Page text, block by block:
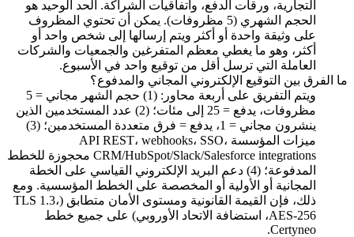
التجارية، ورقات الدفع، واتفاقيات الشراكة. الحد الوحيد هو
الحجم الشهري (5 مظروفات). يمكن أن تحتوي المظروف
على وثيقة واحدة أو أكثر ويتم إرسالها إلى شخص واحد أو
أكثر، وهو ما يغطي معظم المتفرغين والجمعيات والشركات
العاملة التي ترسل أقل من توقيع واحد في الأسبوع.
ما الفرق بين التوقيع الإلكتروني المجاني والمدفوع؟
ويتم التفريق على أربعة محاور: (1) حجم الشهر مجاني = 5
مظروفات، يدفع = 25 إلى مئات؛ (2) عدد المستخدمين الذين
ينشرون مجاني = 1، يدفع = فرق متعددة المستخدمين؛ (3)
ميزات المؤسسة API REST، webhooks، SSO،
CRM/HubSpot/Slack/Salesforce integrations محجوزة للخطط
المدفوعة؛ (4) دعم البريد الإلكتروني القياسي على الخطة
المجانية أو الأولية أو المخصصة على الخطط المؤسسية. ومع
ذلك، فإن القيمة القانونية ومستوى الأمان متطابق (TLS 1.3،
AES-256، استضافة الاتحاد الأوروبي) على جميع خطط
Certyneo.